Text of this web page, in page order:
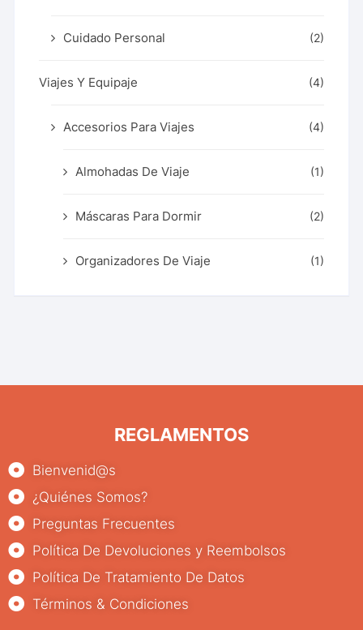
Cuidado Personal (2)
Viajes Y Equipaje (4)
Accesorios Para Viajes (4)
Almohadas De Viaje (1)
Máscaras Para Dormir (2)
Organizadores De Viaje (1)
REGLAMENTOS
Bienvenid@s
¿Quiénes Somos?
Preguntas Frecuentes
Política De Devoluciones y Reembolsos
Política De Tratamiento De Datos
Términos & Condiciones